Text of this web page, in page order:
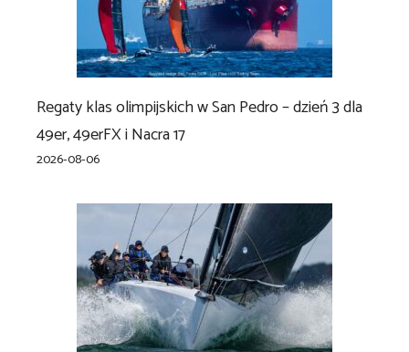
Regaty klas olimpijskich w San Pedro – dzień 3 dla
49er, 49erFX i Nacra 17
2026-08-06